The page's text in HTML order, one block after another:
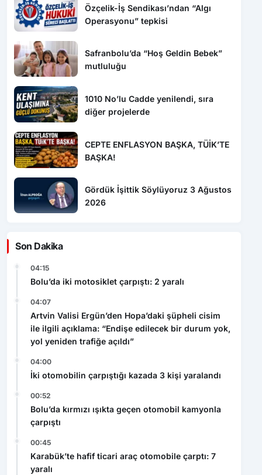
Özçelik-İş Sendikası’ndan “Algı
Operasyonu” tepkisi
Safranbolu’da “Hoş Geldin Bebek”
mutluluğu
1010 No’lu Cadde yenilendi, sıra
diğer projelerde
CEPTE ENFLASYON BAŞKA, TÜİK’TE
BAŞKA!
Gördük İşittik Söylüyoruz 3 Ağustos
2026
Son Dakika
04:15
Bolu’da iki motosiklet çarpıştı: 2 yaralı
04:07
Artvin Valisi Ergün’den Hopa’daki şüpheli cisim
ile ilgili açıklama: “Endişe edilecek bir durum yok,
yol yeniden trafiğe açıldı”
04:00
İki otomobilin çarpıştığı kazada 3 kişi yaralandı
00:52
Bolu’da kırmızı ışıkta geçen otomobil kamyonla
çarpıştı
00:45
Karabük’te hafif ticari araç otomobile çarptı: 7
yaralı